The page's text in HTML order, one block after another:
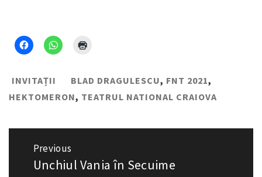
INVITAȚII BLAD DRAGULESCU, FNT 2021,
HEKTOMERON, TEATRUL NATIONAL CRAIOVA
Navigare
Previous
Previous
Unchiul Vania în Secuime